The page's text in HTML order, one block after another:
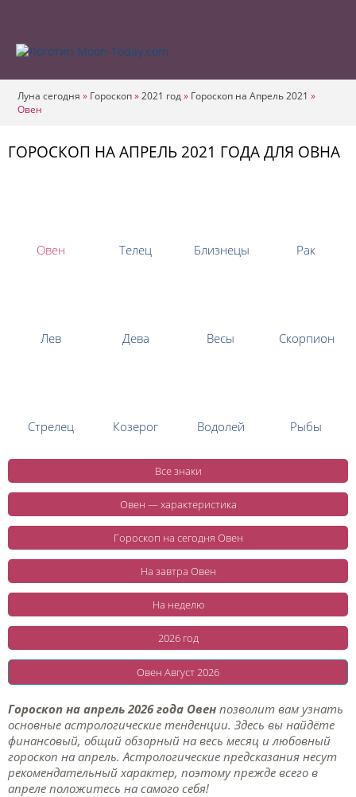
Луна сегодня » Гороскоп»2021 год» Гороскоп на Апрель 2021 »
Овен
ГОРОСКОП НА АПРЕЛЬ 2021 ГОДА ДЛЯ ОВНА
Овен Телец Близнецы Рак
Лев Дева Весы Скорпион
Стрелец Козерог Водолей Рыбы
Все знаки
Овен — характеристика
Гороскоп на сегодня Овен
На завтра Овен
На неделю
2026 год
Овен Август 2026
Гороскоп на апрель 2026 года Овен позволит вам узнать
основные астрологические тенденции. Здесь вы найдёте
финансовый, общий обзорный на весь месяц и любовный
гороскоп на апрель. Астрологические предсказания несут
рекомендательный характер, поэтому прежде всего в
апреле положитесь на самого себя!